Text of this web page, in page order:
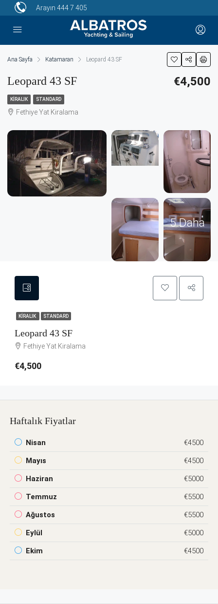
Arayın 444 7 405
Ana Sayfa Katamaran Leopard 43 SF
Leopard 43 SF €4,500
KIRALIK STANDARD
Fethiye Yat Kiralama
5 Daha
KIRALIK STANDARD
Leopard 43 SF
Fethiye Yat Kiralama
€4,500
Haftalık Fiyatlar
Nisan €4500
Mayıs €4500
Haziran €5000
Temmuz €5500
Ağustos €5500
Eylül €5000
Ekim €4500